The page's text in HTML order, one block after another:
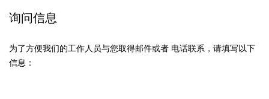
询问信息
为了方便我们的工作人员与您取得邮件或者 电话联系，请填写以下
信息：